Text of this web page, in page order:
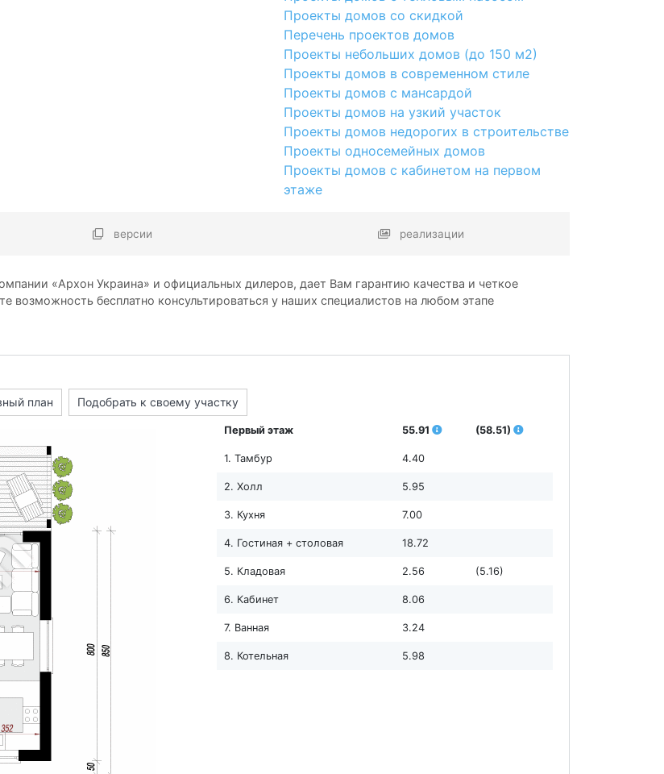
Проекты домов со скидкой
Перечень проектов домов
Проекты небольших домов (до 150 м2)
Проекты домов в современном стиле
Проекты домов с мансардой
Проекты домов на узкий участок
Проекты домов недорогих в строительстве
Проекты односемейных домов
Проекты домов с кабинетом на первом
этаже
версии реализации
«Архон Украина» и официальных дилеров, дает Вам гарантию качества и четкое
возможность бесплатно консультироваться у наших специалистов на любом этапе
план Подобрать к своему участку
Первый этаж 55.91 (58.51)
1. Тамбур 4.40
2. Холл 5.95
3. Кухня 7.00
4. Гостиная + столовая 18.72
5. Кладовая 2.56 (5.16)
6. Кабинет 8.06
7. Ванная 3.24
8. Котельная 5.98